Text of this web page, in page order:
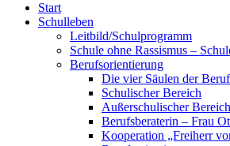
Start
Schulleben
Leitbild/Schulprogramm
Schule ohne Rassismus –
Berufsorientierung
Die vier Säulen der
Schulischer Bereich
Außerschulischer Bereich
Berufsberaterin – Frau
Kooperation „Freiherr